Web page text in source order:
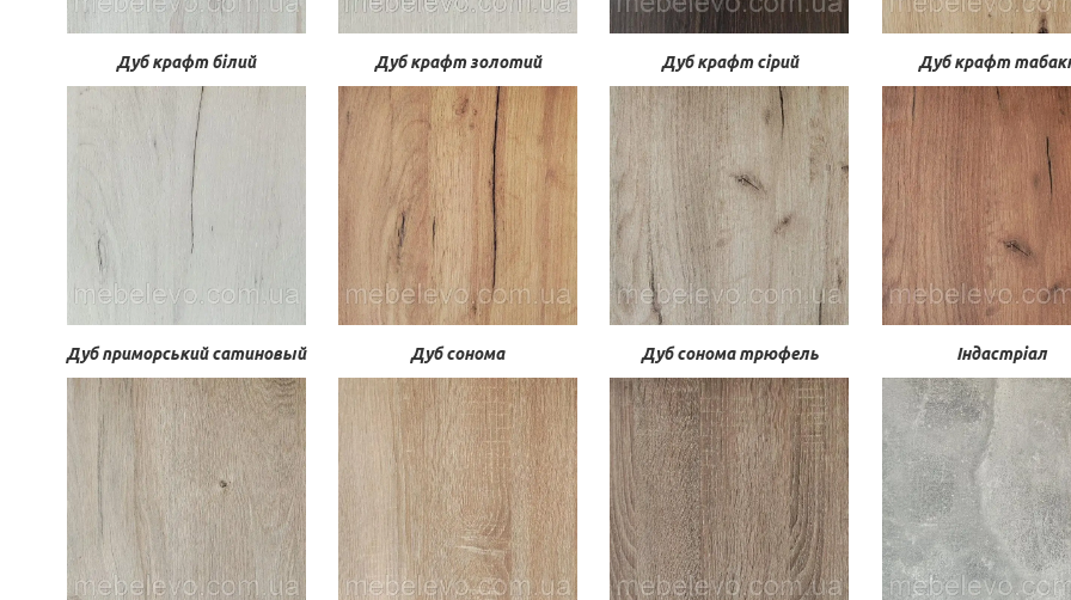
Дуб крафт білий Дуб крафт золотий Дуб крафт сірий Дуб крафт
Дуб приморський сатиновый Дуб сонома Дуб сонома трюфель Індастріал